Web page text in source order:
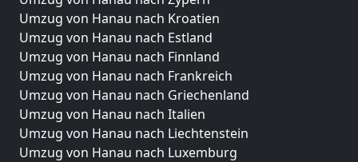
Umzug von Hanau nach Kroatien
Umzug von Hanau nach Estland
Umzug von Hanau nach Finnland
Umzug von Hanau nach Frankreich
Umzug von Hanau nach Griechenland
Umzug von Hanau nach Italien
Umzug von Hanau nach Liechtenstein
Umzug von Hanau nach Luxemburg